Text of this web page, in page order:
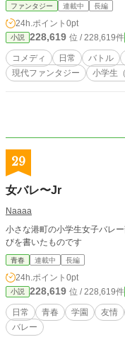
ファンタジー 連載中 長編
24h.ポイント 0pt
小説 228,619 位 / 228,619件
コメディ 日常 バトル
現代ファンタジー
小学生
29
女バレ〜Jr
Naaaa
小さな港町の小学生女子バレ
びを書いたものです
青春 連載中 長編
24h.ポイント 0pt
小説 228,619 位 / 228,619件
日常 青春 学園 友情
バレー